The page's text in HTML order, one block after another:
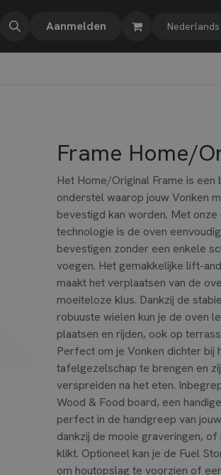
Aanmelden Nederlands
Frame Home/
Het Home/Original Frame is een
onderstel waarop jouw Vonken
bevestigd kan worden. Met
technologie is de oven
bevestigen zonder een enkele
voegen. Het gemakkelijke lift-
maakt het verplaatsen van de
moeiteloze klus. Dankzij de
robuuste wielen kun je de oven
plaatsen en rijden, ook op
Perfect om je Vonken dichter bij
tafelgezelschap te brengen en
verspreiden na het eten.
Wood & Food board, een
perfect in de handgreep van
dankzij de mooie graveringen,
klikt. Optioneel kan je de Fuel
om houtopslag te voorzien of